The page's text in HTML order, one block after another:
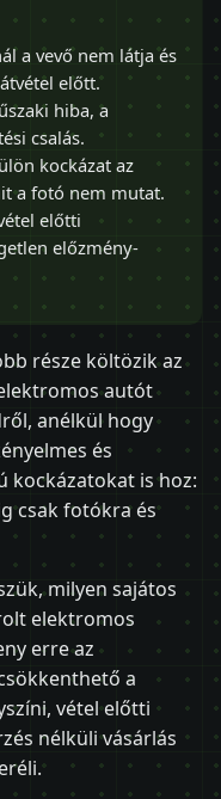
a vevő nem látja és
előtt.
hiba, a
csalás.
kockázat az
a fotó nem mutat.
előtti
előzmény-
része költözik az
autót
anélkül hogy
és
kockázatokat is hoz:
csak fotókra és
milyen sajátos
elektromos
erre az
a
vétel előtti
nélküli vásárlás